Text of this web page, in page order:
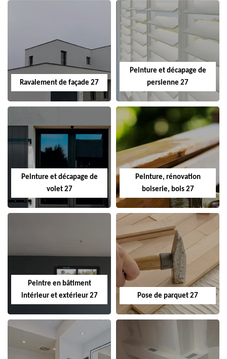
Ravalement de façade 27
Peinture et décapage de
persienne 27
Peinture et décapage de
volet 27
Peinture, rénovation
boiserie, bois 27
Peintre en bâtiment
intérieur et extérieur 27
Pose de parquet 27